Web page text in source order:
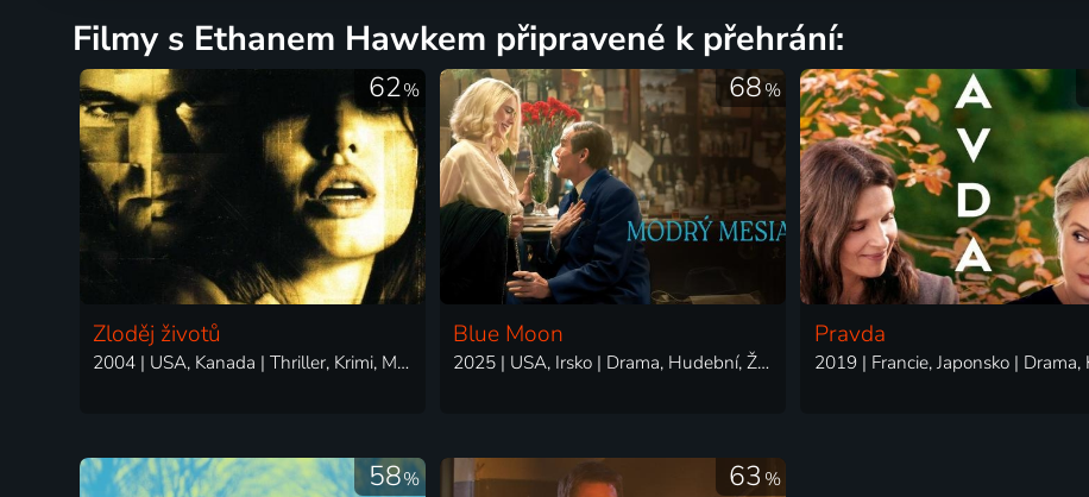
filmy s Ethanem Hawkem připravené k přehrání:
62%
Zloděj životů
2004 | USA, Kanada | Thriller, Krimi, Mysteriózní
68%
Blue Moon
2025 | USA, Irsko | Drama, Hudební, Životopisný
Pravda
58% 63 %